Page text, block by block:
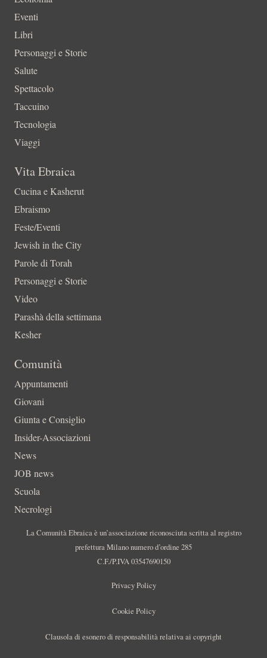
Eventi
Libri
Personaggi e Storie
Salute
Spettacolo
Taccuino
Tecnologia
Viaggi
Vita Ebraica
Cucina e Kasherut
Ebraismo
Feste/Eventi
Jewish in the City
Parole di Torah
Personaggi e Storie
Video
Parashà della settimana
Kesher
Comunità
Appuntamenti
Giovani
Giunta e Consiglio
Insider-Associazioni
News
JOB news
Scuola
Necrologi
La Comunità Ebraica è un’associazione riconosciuta scritta al registro
prefettura Milano numero d’ordine 285
C.F./P.IVA 03547690150
Privacy Policy
Cookie Policy
Clausola di esonero di responsabilità relativa ai copyright